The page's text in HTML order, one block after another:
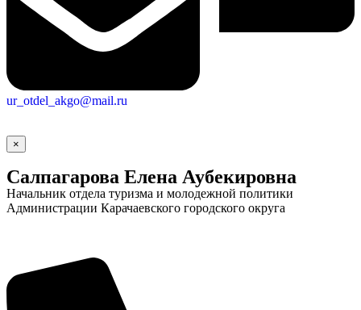
ur_otdel_akgo@mail.ru
×
Салпагарова Елена Аубекировна
Начальник отдела туризма и молодежной политики
Администрации Карачаевского городского округа